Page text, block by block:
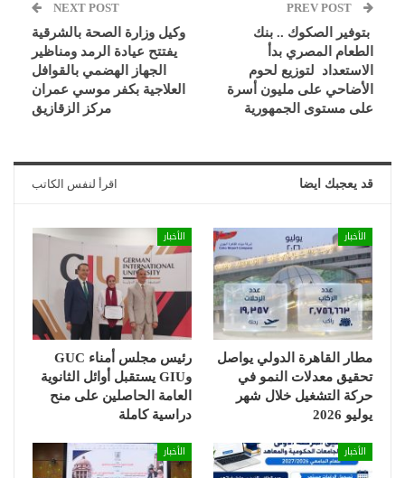
بتوفير الصكوك .. بنك
الطعام المصري بدأ
الاستعداد لتوزيع لحوم
الأضاحي على مليون أسرة
على مستوى الجمهورية
NEXT POST
وكيل وزارة الصحة بالشرقية
يفتتح عيادة الرمد ومناظير
الجهاز الهضمي بالقوافل
العلاجية بكفر موسي عمران
مركز الزقازيق
قد يعجبك ايضا اقرأ لنفس الكاتب
الأخبار
مطار القاهرة الدولي يواصل
تحقيق معدلات النمو في
حركة التشغيل خلال شهر
يوليو 2026
الأخبار
رئيس مجلس أمناء GUC
وGIU يستقبل أوائل الثانوية
العامة الحاصلين على منح
دراسية كاملة
الأخبار الأخبار